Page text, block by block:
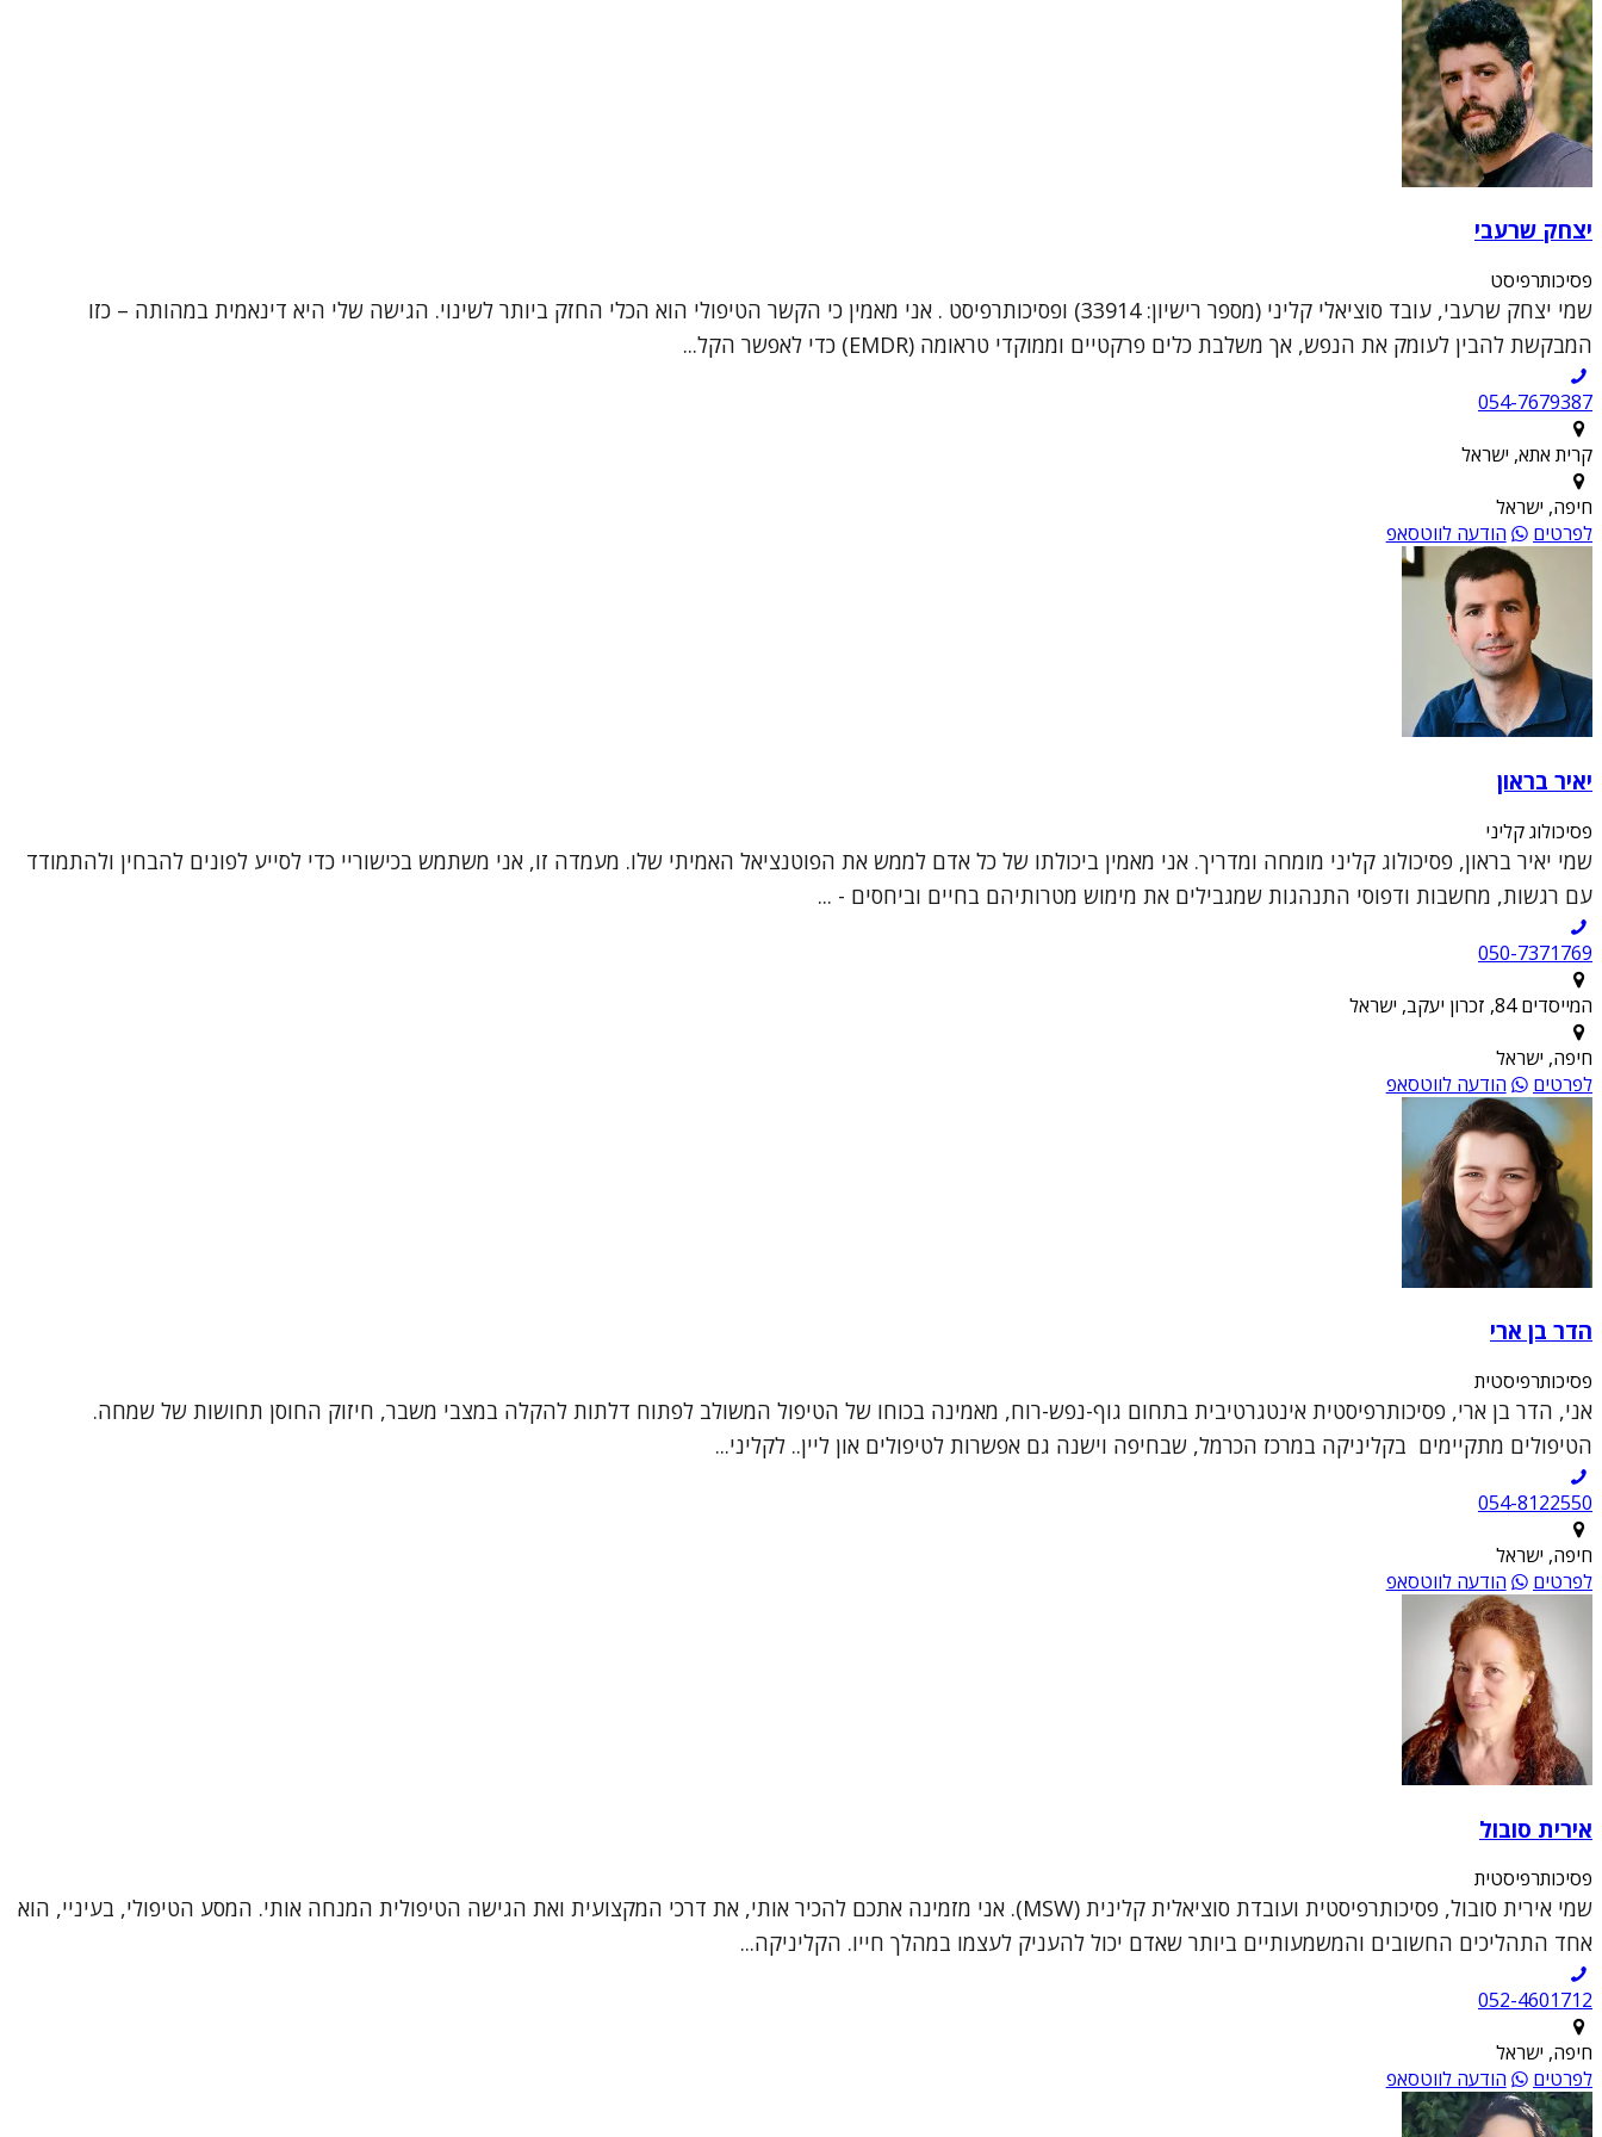
יצחק שרעבי
פסיכותרפיסט
שמי יצחק שרעבי, עובד סוציאלי קליני (מספר רישיון: 33914) ופסיכותרפיסט . אני מאמין כי הקשר הטיפולי הוא הכלי החזק ביותר לשינוי. הגישה שלי היא דינאמית במהותה – כזו
המבקשת להבין לעומק את הנפש, אך משלבת כלים פרקטיים וממוקדי טראומה (EMDR) כדי לאפשר הקל...
054-7679387
קרית אתא, ישראל
חיפה, ישראל
לפרטים
הודעה לווטסאפ
יאיר בראון
פסיכולוג קליני
שמי יאיר בראון, פסיכולוג קליני מומחה ומדריך. אני מאמין ביכולתו של כל אדם לממש את הפוטנציאל האמיתי שלו. מעמדה זו, אני משתמש בכישוריי כדי לסייע לפונים להבחין ולהתמודד
עם רגשות, מחשבות ודפוסי התנהגות שמגבילים את מימוש מטרותיהם בחיים וביחסים - ...
050-7371769
המייסדים 84, זכרון יעקב, ישראל
חיפה, ישראל
לפרטים
הודעה לווטסאפ
הדר בן ארי
פסיכותרפיסטית
אני, הדר בן ארי, פסיכותרפיסטית אינטגרטיבית בתחום גוף-נפש-רוח, מאמינה בכוחו של הטיפול המשולב לפתוח דלתות להקלה במצבי משבר, חיזוק החוסן תחושות של שמחה.
הטיפולים מתקיימים בקליניקה במרכז הכרמל, שבחיפה וישנה גם אפשרות לטיפולים און ליין.. לקליני...
054-8122550
חיפה, ישראל
לפרטים
הודעה לווטסאפ
אירית סובול
פסיכותרפיסטית
שמי אירית סובול, פסיכותרפיסטית ועובדת סוציאלית קלינית (MSW). אני מזמינה אתכם להכיר אותי, את דרכי המקצועית ואת הגישה הטיפולית המנחה אותי. המסע הטיפולי, בעיניי, הוא
אחד התהליכים החשובים והמשמעותיים ביותר שאדם יכול להעניק לעצמו במהלך חייו. הקליניקה...
052-4601712
חיפה, ישראל
לפרטים
הודעה לווטסאפ